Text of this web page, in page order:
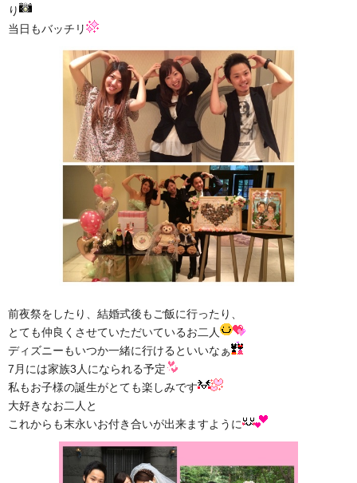
り
当日もバッチリ
前夜祭をしたり、結婚式後もご飯に行ったり、
とても仲良くさせていただいているお二人
ディズニーもいつか一緒に行けるといいなぁ
7月には家族3人になられる予定
私もお子様の誕生がとても楽しみです
大好きなお二人と
これからも末永いお付き合いが出来ますように